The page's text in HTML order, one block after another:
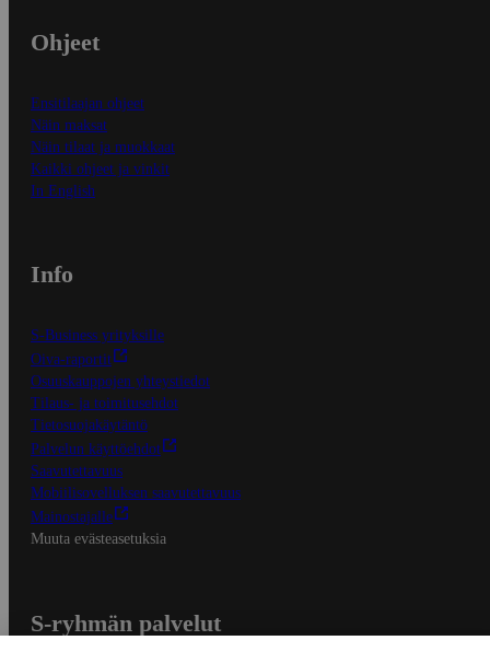
Ohjeet
Ensitilaajan ohjeet
Näin maksat
Näin tilaat ja muokkaat
Kaikki ohjeet ja vinkit
In English
Info
S-Business yrityksille
Oiva-raportit
Osuuskauppojen yhteystiedot
Tilaus- ja toimitusehdot
Tietosuojakäytäntö
Palvelun käyttöehdot
Saavutettavuus
Mobiilisovelluksen saavutettavuus
Mainostajalle
Muuta evästeasetuksia
S-ryhmän palvelut